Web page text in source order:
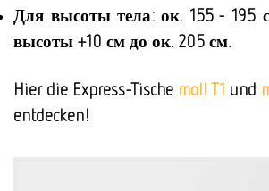
Для высоты тела: ок. 155 - 195
высоты +10 см до ок. 205 см.
Hier die Express-Tische moll T1 und
entdecken!